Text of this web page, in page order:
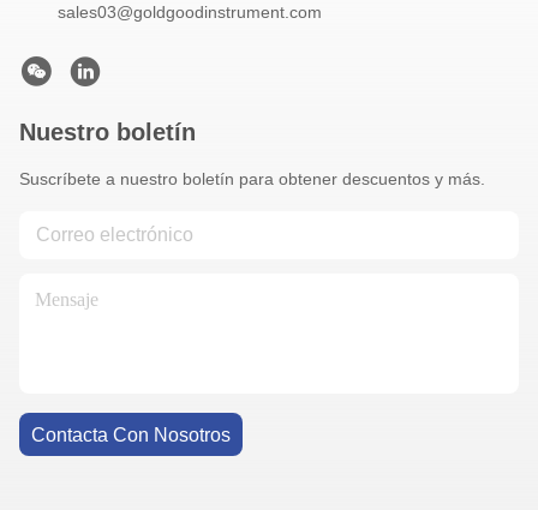
sales03@goldgoodinstrument.com
Nuestro boletín
Suscríbete a nuestro boletín para obtener descuentos y más.
Contacta Con Nosotros